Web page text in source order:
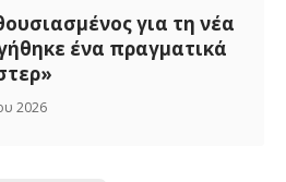
για τη νέα
ένα πραγματικά
2026